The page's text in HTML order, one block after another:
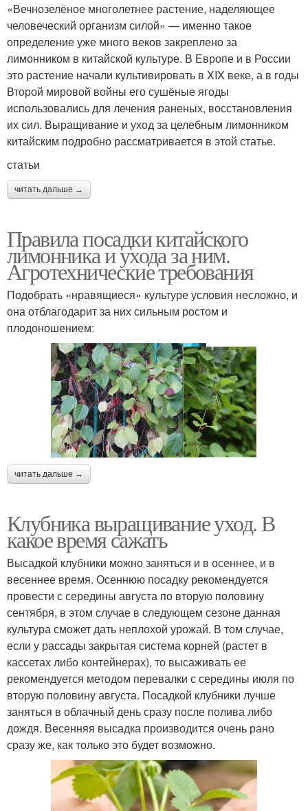
«Вечнозелёное многолетнее растение, наделяющее
человеческий организм силой» — именно такое
определение уже много веков закреплено за
лимонником в китайской культуре. В Европе и в России
это растение начали культивировать в XIX веке, а в годы
Второй мировой войны его сушёные ягоды
использовались для лечения раненых, восстановления
их сил. Выращивание и уход за целебным лимонником
китайским подробно рассматривается в этой статье.
статьи
читать дальше →
Правила посадки китайского
лимонника и ухода за ним.
Агротехнические требования
Подобрать «нравящиеся» культуре условия несложно, и
она отблагодарит за них сильным ростом и
плодоношением:
читать дальше →
Клубника выращивание уход. В
какое время сажать
Высадкой клубники можно заняться и в осеннее, и в
весеннее время. Осеннюю посадку рекомендуется
провести с середины августа по вторую половину
сентября, в этом случае в следующем сезоне данная
культура сможет дать неплохой урожай. В том случае,
если у рассады закрытая система корней (растет в
кассетах либо контейнерах), то высаживать ее
рекомендуется методом перевалки с середины июля по
вторую половину августа. Посадкой клубники лучше
заняться в облачный день сразу после полива либо
дождя. Весенняя высадка производится очень рано
сразу же, как только это будет возможно.